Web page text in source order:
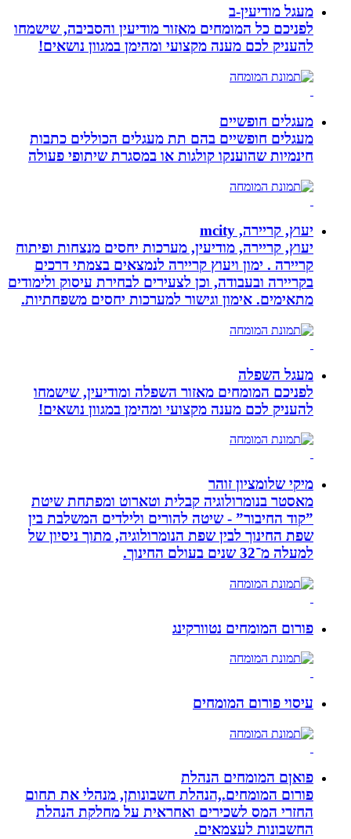
מעגל מודיעין-ב
לפניכם כל המומחים מאזור מודיעין והסביבה, שישמחו
להעניק לכם מענה מקצועי ומהימן במגוון נושאים!
מעגלים חופשיים
מעגלים חופשיים בהם תת מעגלים הכוללים כתבות
חינמיות שהוענקו קולגות או במסגרת שיתופי פעולה
יעוץ, קריירה, mcity
יעוץ, קריירה, מודיעין, מערכות יחסים מנצחות ופיתוח
קריירה . ימון ויעוץ קריירה לנמצאים בצמתי דרכים
בקריירה ובעבודה, וכן לצעירים לבחירת עיסוק ולימודים
מתאימים. אימון וגישור למערכות יחסים משפחתיות.
מעגל השפלה
לפניכם המומחים מאזור השפלה ומודיעין, שישמחו
להעניק לכם מענה מקצועי ומהימן במגוון נושאים!
מיקי שלומציון זוהר
מאסטר בנומרולוגיה קבלית וטארוט ומפתחת שיטת
”קוד החיבור” - שיטה להורים ולילדים המשלבת בין
שפת החינוך לבין שפת הנומרולוגיה, מתוך ניסיון של
למעלה מ־32 שנים בעולם החינוך.
פורום המומחים נטוורקינג
עיסוי פורום המומחים
פואןם המומחים הנהלת
פורום המומחים.,הנהלת חשבונותן, מנהלי את תחום
החזרי המס לשכירים ואחראית על מחלקת הנהלת
החשבונות לעצמאים.